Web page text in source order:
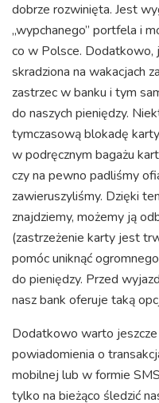
dobrze rozwinięta. Jest
„wypchanego” portfela i
co w Polsce. Dodatkowo,
skradziona na wakacjach
zastrzec w banku i tym
do naszych pieniędzy.
tymczasową blokadę
w podręcznym bagażu
czy na pewno padliśmy
zawieruszyliśmy. Dzięki
znajdziemy, możemy ją
(zastrzeżenie karty jest
pomóc uniknąć
do pieniędzy. Przed
nasz bank oferuje taką
Dodatkowo warto
powiadomienia o
mobilnej lub w formie
tylko na bieżąco śledzić